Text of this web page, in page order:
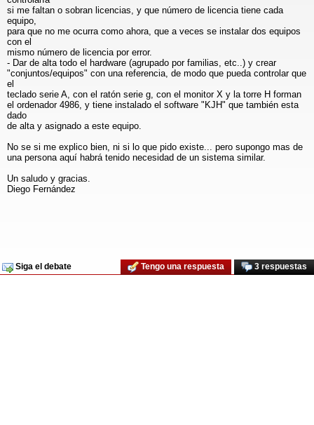
si me faltan o sobran licencias, y que número de licencia tiene cada
equipo,
para que no me ocurra como ahora, que a veces se instalar dos equipos
con el
mismo número de licencia por error.
- Dar de alta todo el hardware (agrupado por familias, etc..) y crear
"conjuntos/equipos" con una referencia, de modo que pueda controlar que
el
teclado serie A, con el ratón serie g, con el monitor X y la torre H forman
el ordenador 4986, y tiene instalado el software "KJH" que también esta
dado
de alta y asignado a este equipo.
No se si me explico bien, ni si lo que pido existe... pero supongo mas de
una persona aquí habrá tenido necesidad de un sistema similar.
Un saludo y gracias.
Diego Fernández
Siga el debate 3 respuestas
Tengo una respuesta